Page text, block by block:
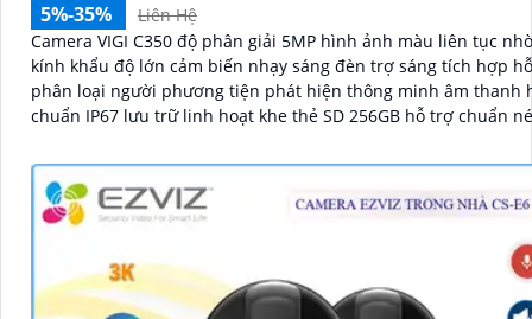
5%-35%
Liên Hệ
Camera VIGI C350 độ phân giải 5MP hình ảnh màu liên tục
kính khẩu độ lớn cảm biến nhạy sáng đèn trợ sáng tích hợp
phân loại người phương tiện phát hiện thông minh âm thanh
chuẩn IP67 lưu trữ linh hoạt khe thẻ SD 256GB hỗ trợ chuẩn